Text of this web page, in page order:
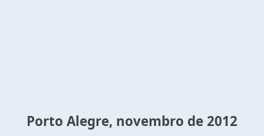
Porto Alegre, novembro de 2012